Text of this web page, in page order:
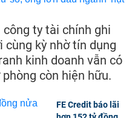
ty tài chính ghi
cùng kỳ nhờ tín dụng
kinh doanh vẫn có
còn hiện hữu.
FE Credit báo lãi